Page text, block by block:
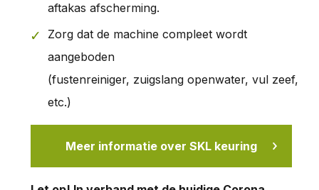
aftakas afscherming.
Zorg dat de machine compleet wordt
aangeboden
(fustenreiniger, zuigslang openwater, vul zeef,
etc.)
Meer informatie over SKL keuring